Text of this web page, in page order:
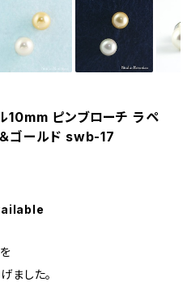
10mm ピンブローチ ラペ
ゴールド swb-17
ました。